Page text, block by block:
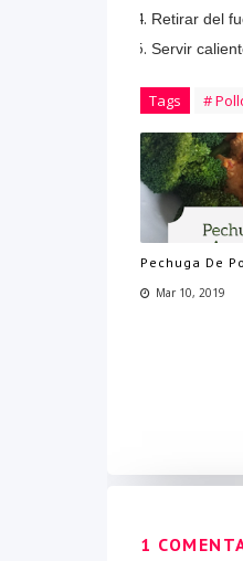
Retirar del
Servir
Tags #
Pechuga De
Mar 10, 2019
1